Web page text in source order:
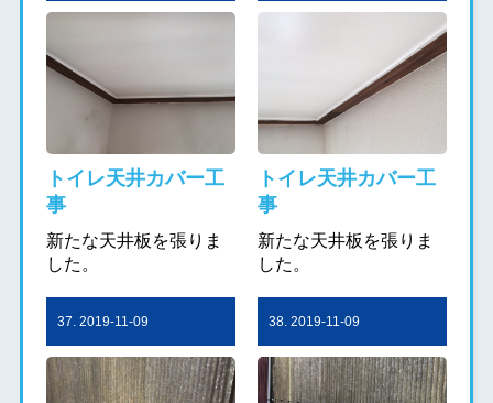
トイレ天井カバー工
事
新たな天井板を張りま
した。
トイレ天井カバー工
事
新たな天井板を張りま
した。
37. 2019-11-09 38. 2019-11-09